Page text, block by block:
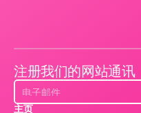
注册我们的网站通讯
主页